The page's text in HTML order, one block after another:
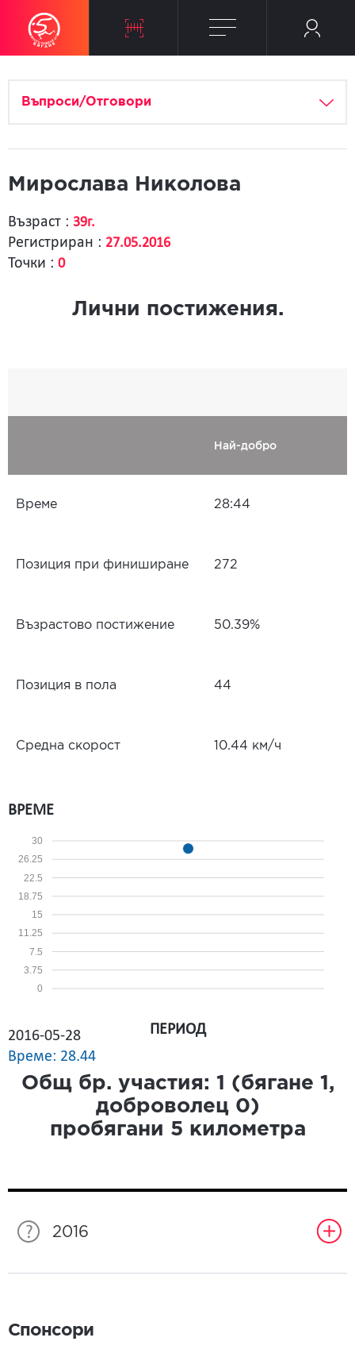
Въпроси/Отговори
Мирослава Николова
Възраст : 39г.
Регистриран : 27.05.2016
Точки : 0
Лични постижения.
Най-добро
Време 28:44
Позиция при финиширане 272
Възрастово постижение 50.39%
Позиция в пола 44
Средна скорост 10.44 км/ч
ВРЕМЕ
0
3.75
7.5
11.25
15
18.75
22.5
26.25
30
2016-05-28
Време: 28.44
ПЕРИОД
Общ бр. участия: 1 (бягане 1 ,
доброволец 0)
пробягани 5 километра
2016
Спонсори